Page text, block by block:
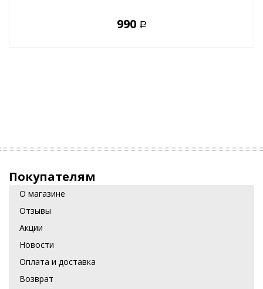
990 Р
Покупателям
О магазине
Отзывы
Акции
Новости
Оплата и доставка
Возврат